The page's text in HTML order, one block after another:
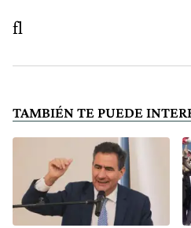
fl
TAMBIÉN TE PUEDE